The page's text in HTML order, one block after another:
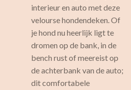
interieur en auto met deze
velourse hondendeken. Of
je hond nu heerlijk ligt te
dromen op de bank, in de
bench rust of meereist op
de achterbank van de auto;
dit comfortabele